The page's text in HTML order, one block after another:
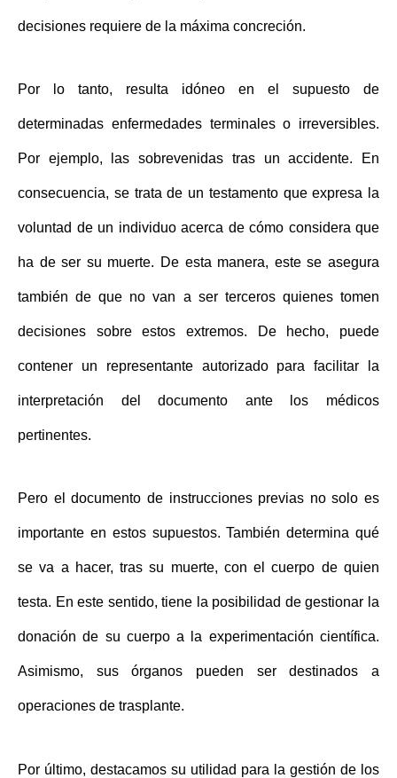
decisiones requiere de la máxima concreción.
Por lo tanto, resulta idóneo en el supuesto de
determinadas enfermedades terminales o irreversibles.
Por ejemplo, las sobrevenidas tras un accidente. En
consecuencia, se trata de un testamento que expresa la
voluntad de un individuo acerca de cómo considera que
ha de ser su muerte. De esta manera, este se asegura
también de que no van a ser terceros quienes tomen
decisiones sobre estos extremos. De hecho, puede
contener un representante autorizado para facilitar la
interpretación del documento ante los médicos
pertinentes.
Pero el documento de instrucciones previas no solo es
importante en estos supuestos. También determina qué
se va a hacer, tras su muerte, con elcuerpo de quien
testa. En este sentido, tiene la posibilidad de gestionar la
donación de su cuerpo a la experimentación científica.
Asimismo, sus órganos pueden ser destinados a
operaciones de trasplante.
Por último, destacamos su utilidad para la gestión de los